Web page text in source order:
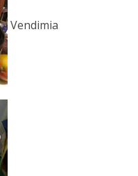
Vendimia